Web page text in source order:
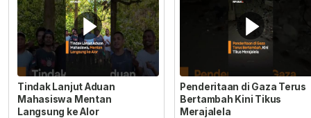
Tindak Lanjut Aduan
Mahasiswa Mentan
Langsung ke Alor
Penderitaan di Gaza Terus
Bertambah Kini Tikus
Merajalela